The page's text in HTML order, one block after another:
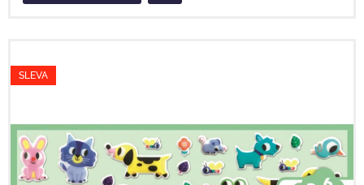
SLEVA